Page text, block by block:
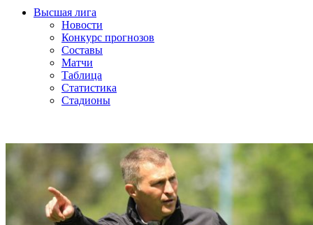
Высшая лига
Новости
Конкурс прогнозов
Составы
Матчи
Таблица
Статистика
Стадионы